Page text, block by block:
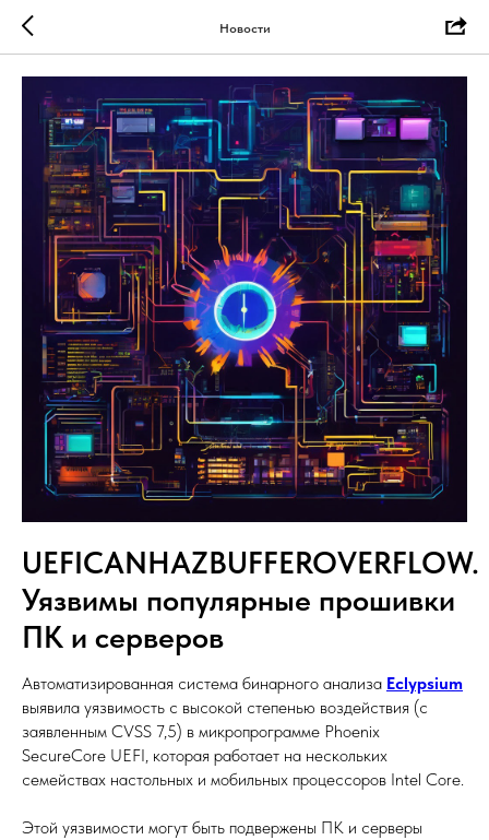
Новости
UEFICANHAZBUFFEROVERFLOW.
Уязвимы популярные прошивки
ПК и серверов
Автоматизированная система бинарного анализа Eclypsium
выявила уязвимость с высокой степенью воздействия (с
заявленным CVSS 7,5) в микропрограмме Phoenix
SecureCore UEFI, которая работает на нескольких
семействах настольных и мобильных процессоров Intel Core.
Этой уязвимости могут быть подвержены ПК и серверы